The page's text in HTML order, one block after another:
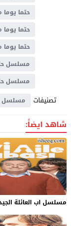
حتما يوما
حتما يوما ما
حتما
مسلسل
مسلسل
تصنيفات مسلسل
شاهد ايضاً:
مسلسل اب العائلة